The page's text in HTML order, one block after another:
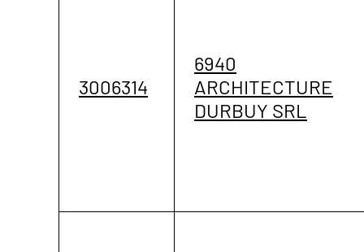
3006314
6940
ARCHITECTURE
DURBUY SRL